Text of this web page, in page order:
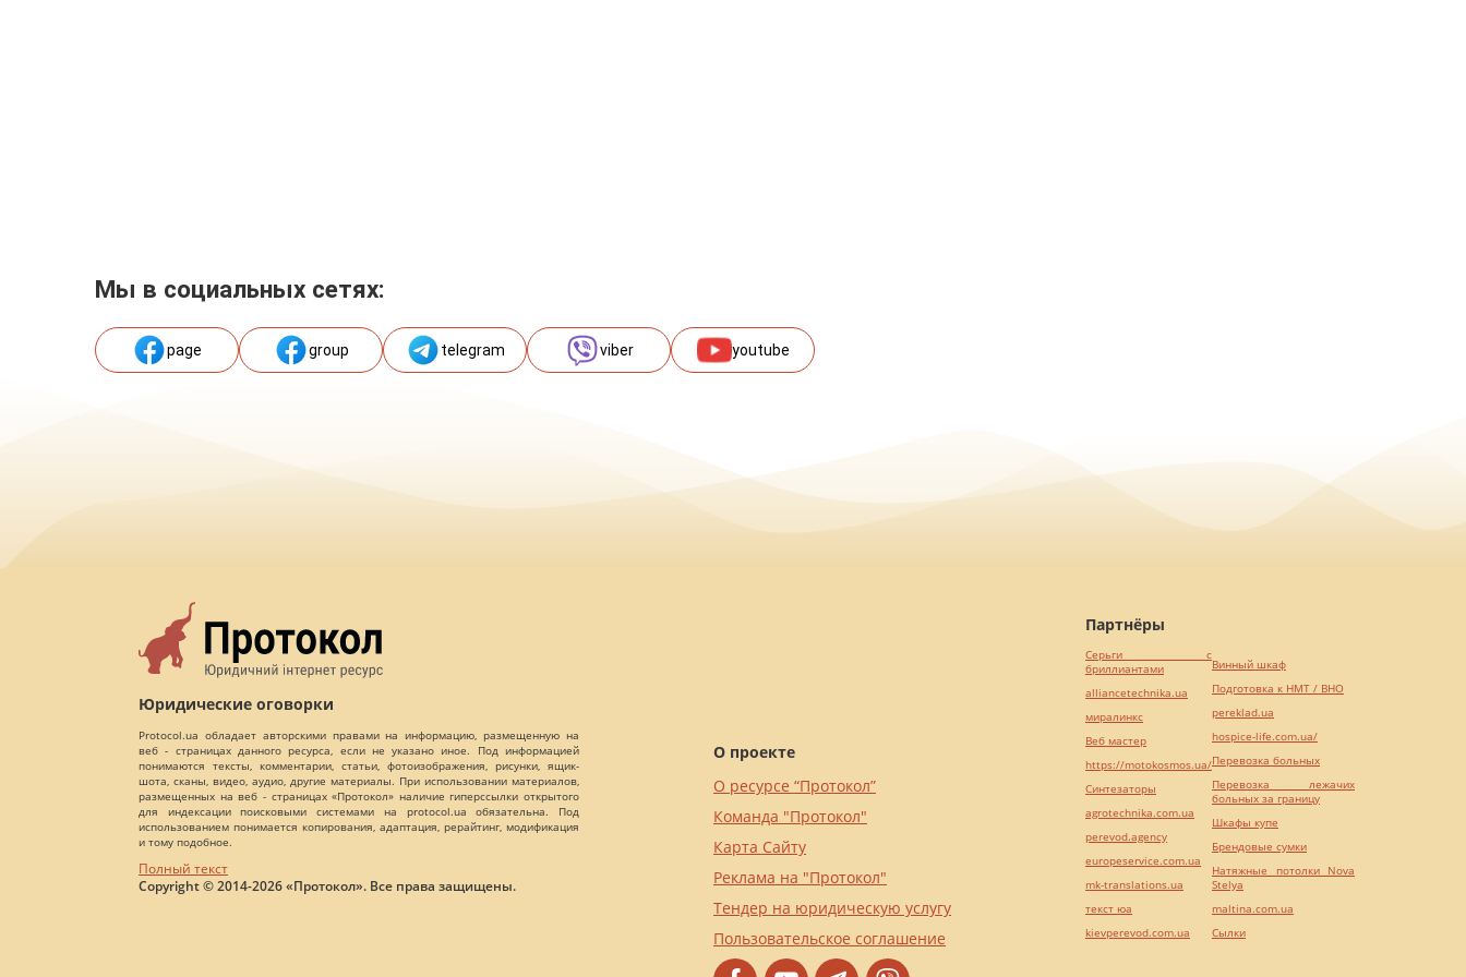
Мы в социальных сетях:
page group telegram viber youtube
Юридические оговорки
Protocol.ua обладает авторскими правами на информацию, размещенную на
веб - страницах данного ресурса, если не указано иное. Под информацией
понимаются тексты, комментарии, статьи, фотоизображения, рисунки, ящик-
шота, сканы, видео, аудио, другие материалы. При использовании материалов,
размещенных на веб - страницах «Протокол» наличие гиперссылки открытого
для индексации поисковыми системами на protocol.ua обязательна. Под
использованием понимается копирования, адаптация, рерайтинг, модификация
и тому подобное.
Полный текст
Copyright © 2014-2026 «Протокол». Все права защищены.
О проекте
О ресурсе “Протокол”
Команда "Протокол"
Карта Сайту
Реклама на "Протокол"
Тендер на юридическую услугу
Пользовательское соглашение
Партнёры
Серьги с
бриллиантами
alliancetechnika.ua
миралинкс
Веб мастер
https://motokosmos.ua/
Синтезаторы
agrotechnika.com.ua
perevod.agency
europeservice.com.ua
mk-translations.ua
текст юа
kievperevod.com.ua
Винный шкаф
Подготовка к НМТ / ВНО
pereklad.ua
hospice-life.com.ua/
Перевозка больных
Перевозка лежачих
больных за границу
Шкафы купе
Брендовые сумки
Натяжные потолки Nova
Stelya
maltina.com.ua
Cылки